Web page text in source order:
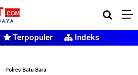
Terpopuler Indeks
» Polres Batu Bara